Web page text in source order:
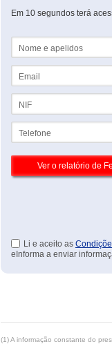
Em 10 segundos terá
Li e aceito as
eInforma a enviar
(1) A informação constante do